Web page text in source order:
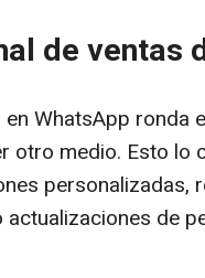
de ventas
WhatsApp ronda
otro medio. Esto lo
personalizadas,
de